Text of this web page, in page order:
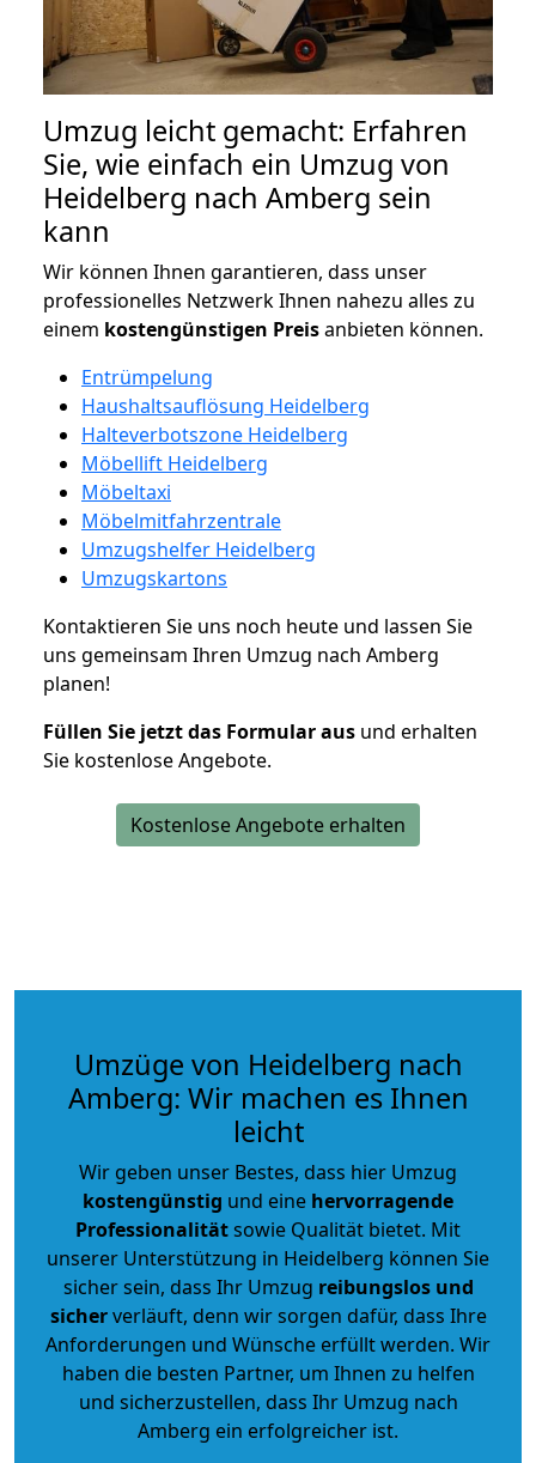
Umzug leicht gemacht: Erfahren
Sie, wie einfach ein Umzug von
Heidelberg nach Amberg sein
kann
Wir können Ihnen garantieren, dass unser
professionelles Netzwerk Ihnen nahezu alles zu
einem kostengünstigen Preisanbieten können.
Entrümpelung
Haushaltsauflösung Heidelberg
Halteverbotszone Heidelberg
Möbellift Heidelberg
Möbeltaxi
Möbelmitfahrzentrale
Umzugshelfer Heidelberg
Umzugskartons
Kontaktieren Sie uns noch heute und lassen Sie
uns gemeinsam Ihren Umzug nach Amberg
planen!
Füllen Sie jetzt das Formular aus und erhalten
Sie kostenlose Angebote.
Kostenlose Angebote erhalten
Umzüge von Heidelberg nach
Amberg: Wir machen es Ihnen
leicht
Wir geben unser Bestes, dass hier Umzug
kostengünstig und eine hervorragende
Professionalitätsowie Qualität bietet. Mit
unserer Unterstützung in Heidelberg können Sie
sicher sein, dass Ihr Umzug reibungslos und
sicherverläuft, denn wir sorgen dafür, dass Ihre
Anforderungen und Wünsche erfüllt werden. Wir
haben die besten Partner, um Ihnen zu helfen
und sicherzustellen, dass Ihr Umzug nach
Amberg ein erfolgreicher ist.